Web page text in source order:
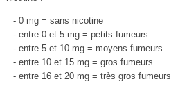
- 0 mg = sans nicotine
- entre 0 et 5 mg = petits fumeurs
- entre 5 et 10 mg = moyens fumeurs
- entre 10 et 15 mg = gros fumeurs
- entre 16 et 20 mg = très gros fumeurs